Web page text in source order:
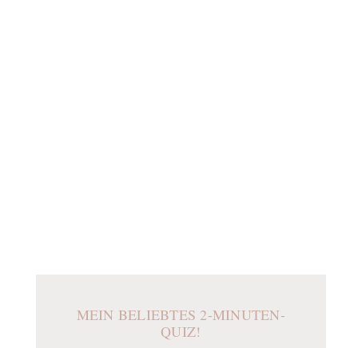
MEIN BELIEBTES 2-MINUTEN-
QUIZ!